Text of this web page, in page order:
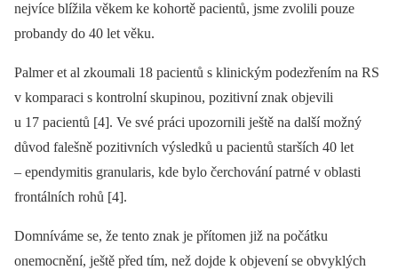
nejvíce blížila věkem ke kohortě pacientů, jsme zvolili pouze
probandy do 40 let věku.
Palmer et al zkoumali 18 pacientů s klinickým podezřením na RS
v komparaci s kontrolní skupinou, pozitivní znak objevili
u 17 pacientů [4]. Ve své práci upozornili ještě na další možný
důvod falešně pozitivních výsledků u pacientů starších 40 let
–⁠ ependymitis granularis, kde bylo čerchování patrné v oblasti
frontálních rohů [4].
Domníváme se, že tento znak je přítomen již na počátku
onemocnění, ještě před tím, než dojde k objevení se obvyklých